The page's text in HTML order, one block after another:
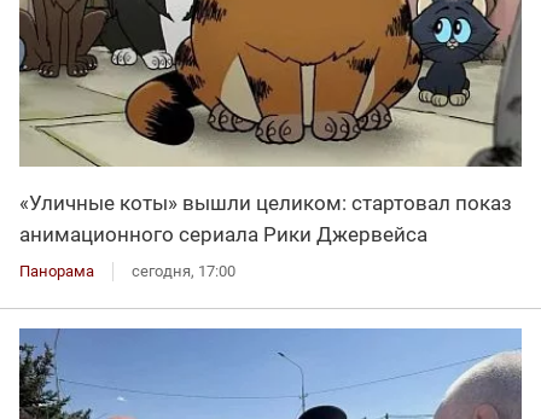
«Уличные коты» вышли целиком: стартовал показ
анимационного сериала Рики Джервейса
Панорама сегодня, 17:00